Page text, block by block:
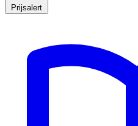
Prijsalert